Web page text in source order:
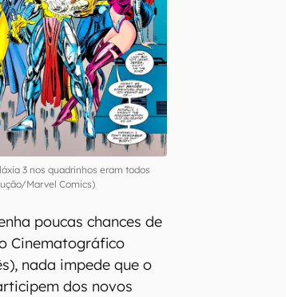
3 nos quadrinhos eram todos
Marvel Comics)
poucas chances de
Cinematográfico
nada impede que o
dos novos